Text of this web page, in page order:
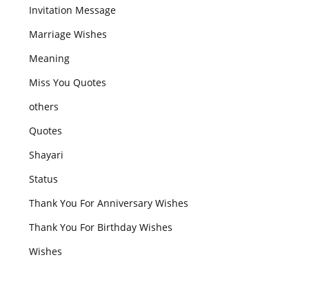
Invitation Message
Marriage Wishes
Meaning
Miss You Quotes
others
Quotes
Shayari
Status
Thank You For Anniversary Wishes
Thank You For Birthday Wishes
Wishes